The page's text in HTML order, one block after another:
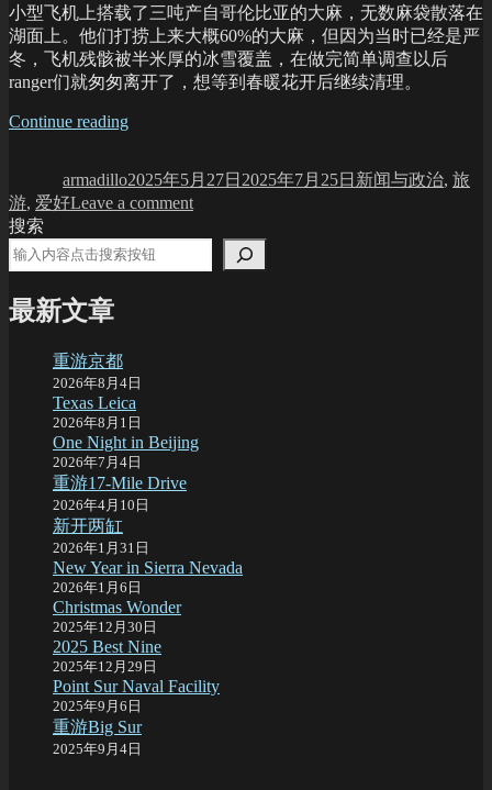
小型飞机上搭载了三吨产自哥伦比亚的大麻，无数麻袋散落在
湖面上。他们打捞上来大概60%的大麻，但因为当时已经是严
冬，飞机残骸被半米厚的冰雪覆盖，在做完简单调查以后
ranger们就匆匆离开了，想等到春暖花开后继续清理。
Continue reading“Dope
故
事”
armadillo2025年5月27日 2025年7月25日 新闻与政治, 旅
游, 爱好Leave a commenton
Lake
搜索
最新文章
重游京都
2026年8月4日
Texas Leica
2026年8月1日
One Night in Beijing
2026年7月4日
重游17-Mile Drive
2026年4月10日
新开两缸
2026年1月31日
New Year in Sierra Nevada
2026年1月6日
Christmas Wonder
2025年12月30日
2025 Best Nine
2025年12月29日
Point Sur Naval Facility
2025年9月6日
重游Big Sur
2025年9月4日